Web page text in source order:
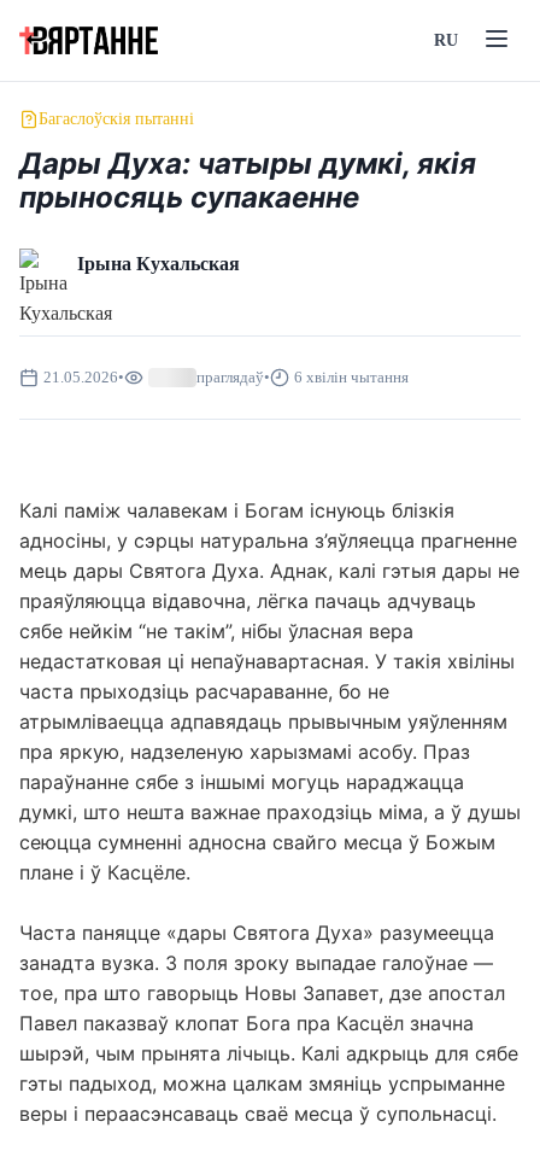
RU
Багаслоўскія пытанні
Дары Духа: чатыры думкі, якія
прыносяць супакаенне
Ірына Кухальская
21.05.2026• праглядаў• 6 хвілін чытання
Калі паміж чалавекам і Богам існуюць блізкія
адносіны, у сэрцы натуральна з’яўляецца прагненне
мець дары Святога Духа. Аднак, калі гэтыя дары не
праяўляюцца відавочна, лёгка пачаць адчуваць
сябе нейкім “не такім”, нібы ўласная вера
недастатковая ці непаўнавартасная. У такія хвіліны
часта прыходзіць расчараванне, бо не
атрымліваецца адпавядаць прывычным уяўленням
пра яркую, надзеленую харызмамі асобу. Праз
параўнанне сябе з іншымі могуць нараджацца
думкі, што нешта важнае праходзіць міма, а ў душы
сеюцца сумненні адносна свайго месца ў Божым
Часта паняцце «дары Святога Духа» разумеецца
занадта вузка. З поля зроку выпадае галоўнае —
тое, пра што гаворыць Новы Запавет, дзе апостал
Павел паказваў клопат Бога пра Касцёл значна
шырэй, чым прынята лічыць. Калі адкрыць для сябе
гэты падыход, можна цалкам змяніць успрыманне